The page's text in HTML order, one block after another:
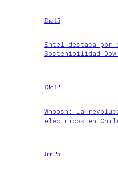
Dic 15
Entel destaca por
Sostenibilidad
Dic 12
Whoosh: La
eléctricos en
Jun 25